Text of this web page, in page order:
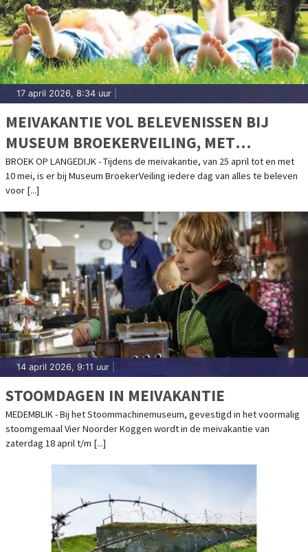
17 april 2026, 8:34 uur
MEIVAKANTIE VOL BELEVENISSEN BIJ
MUSEUM BROEKERVEILING, MET
BIJZONDERE VOGELEXCURSIES DOOR HET
OOSTERDELGEBIED
BROEK OP LANGEDIJK - Tijdens de meivakantie, van 25 april tot en met
10 mei, is er bij Museum BroekerVeiling iedere dag van alles te beleven
voor [...]
14 april 2026, 9:11 uur
STOOMDAGEN IN MEIVAKANTIE
MEDEMBLIK - Bij het Stoommachinemuseum, gevestigd in het voormalig
stoomgemaal Vier Noorder Koggen wordt in de meivakantie van
zaterdag 18 april t/m [...]